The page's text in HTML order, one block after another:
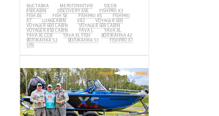
ВЫСТАВКА МЕРОПРИЯТИЯ
55COB
850CABIN
DISCOVERY 650
FISHPRO X3
FISH 46
FISH 50 FISHPRO X5
FISHPRO
X7
LONGCABIN V42
VOYAGER 600
VOYAGER 600 CABIN
VOYAGER 600 CABIN
VOYAGER 850 CABIN
YAVA L
YAVA XL
YAVA XL COB
YAVA XL FISH
ВОЛЖАНКА 42
ВОЛЖАНКА 53
ВОЛЖАНКА 51
FISHPRO X7
(26)